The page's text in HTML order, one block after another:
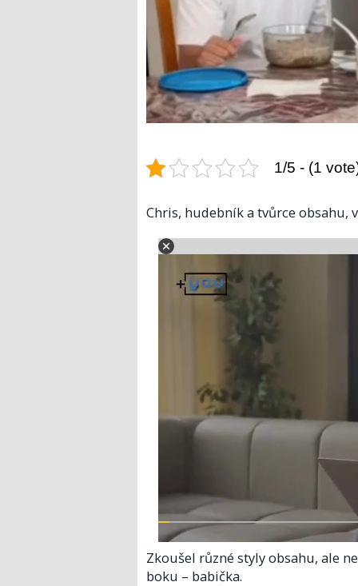
1/5 - (1
Chris, hudebník a tvůrce obsahu,
Zkoušel různé styly obsahu, ale
boku – babička.